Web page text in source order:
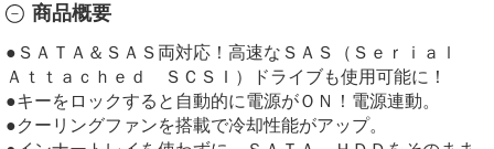
商品概要
●ＳＡＴＡ＆ＳＡＳ両対応！高速なＳＡＳ（Ｓｅｒｉａｌ
Ａｔｔａｃｈｅｄ ＳＣＳＩ）ドライブも使用可能に！
●キーをロックすると自動的に電源がＯＮ！電源連動。
●クーリングファンを搭載で冷却性能がアップ。